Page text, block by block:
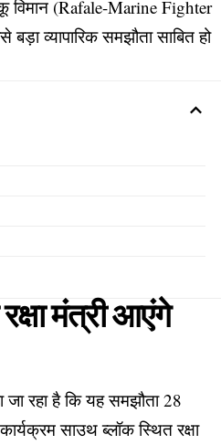
(Rafale-Marine Fighter
व्यापारिक समझौता साबित हो
मंत्री आएंगे
रहा है कि यह समझौता 28
साउथ ब्लॉक स्थित रक्षा